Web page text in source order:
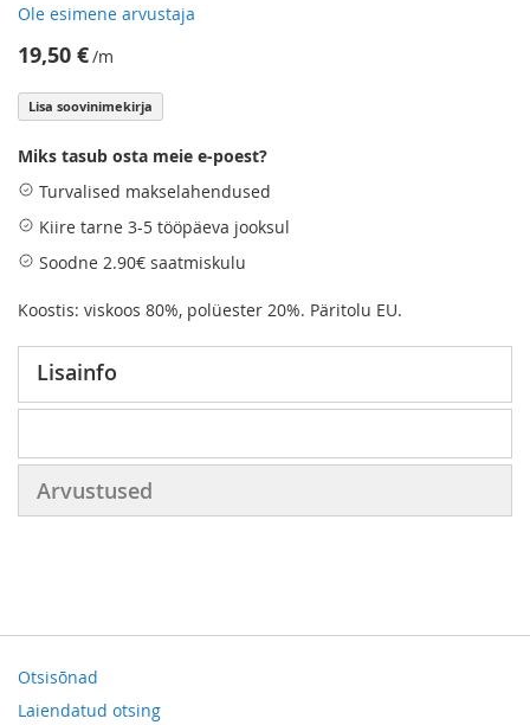
end
of
the
images
gallery
the
beginning
of
the
images
Ole esimene arvustaja
19,50 €/m
Lisa soovinimekirja
Miks tasub osta meie e-poest?
Turvalised makselahendused
Kiire tarne 3-5 tööpäeva jooksul
Soodne 2.90€ saatmiskulu
Koostis: viskoos 80%, polüester 20%. Päritolu EU.
Lisainfo
Arvustused
Otsisõnad
Laiendatud otsing